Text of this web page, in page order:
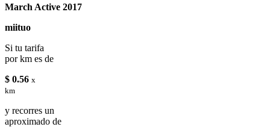
March Active 2017
miituo
Si tu tarifa
por km es de
$ 0.56 x
km
y recorres un
aproximado de